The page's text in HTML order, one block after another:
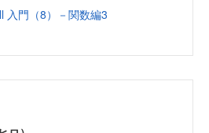
入門（8）－関数編3